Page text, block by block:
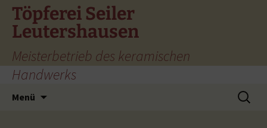
Zum
Inhalt
springen
Töpferei Seiler
Leutershausen
Meisterbetrieb des keramischen
Handwerks
Menü
Suchen
nach: